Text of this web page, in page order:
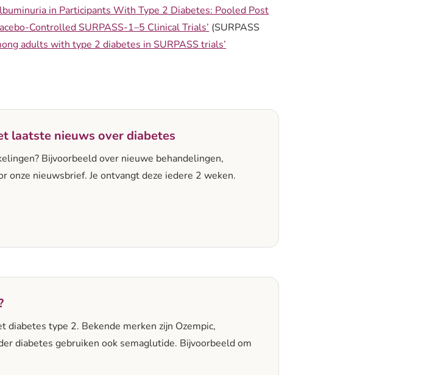
in Participants With Type 2 Diabetes: Pooled Post
Controlled SURPASS-1–5 Clinical Trials’(SURPASS
adults with type 2 diabetes in SURPASS trials’
laatste nieuws over diabetes
Bijvoorbeeld over nieuwe behandelingen,
onze nieuwsbrief. Je ontvangt deze iedere 2 weken.
diabetes type 2. Bekende merken zijn Ozempic,
diabetes gebruiken ook semaglutide. Bijvoorbeeld om